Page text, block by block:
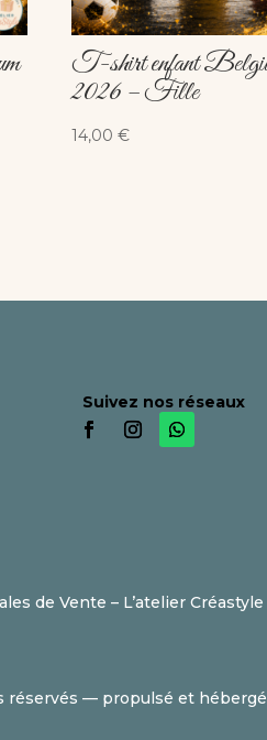
T-shirt enfant
2026 – Fille
14,00€
Suivez nos réseaux
de Vente – L’atelier Créastyle
réservés — propulsé et